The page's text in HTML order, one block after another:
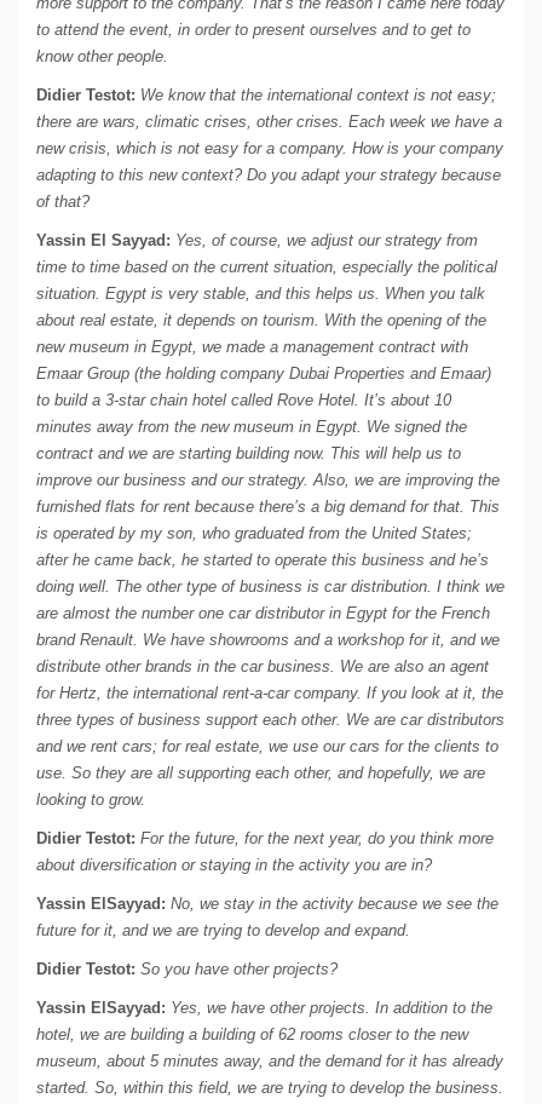
to attend the event, in order to present ourselves and to get to
know other people.
Didier Testot: We know that the international context is not easy;
there are wars, climatic crises, other crises. Each week we have a
new crisis, which is not easy for a company. How is your company
adapting to this new context? Do you adapt your strategy because
of that?
Yassin El Sayyad: Yes, of course, we adjust our strategy from
time to time based on the current situation, especially the political
situation. Egypt is very stable, and this helps us. When you talk
about real estate, it depends on tourism. With the opening of the
new museum in Egypt, we made a management contract with
Emaar Group (the holding company Dubai Properties and Emaar)
to build a 3-star chain hotel called Rove Hotel. It’s about 10
minutes away from the new museum in Egypt. We signed the
contract and we are starting building now. This will help us to
improve our business and our strategy. Also, we are improving the
furnished flats for rent because there’s a big demand for that. This
is operated by my son, who graduated from the United States;
after he came back, he started to operate this business and he’s
doing well. The other type of business is car distribution. I think we
are almost the number one car distributor in Egypt for the French
brand Renault. We have showrooms and a workshop for it, and we
distribute other brands in the car business. We are also an agent
for Hertz, the international rent-a-car company. If you look at it, the
three types of business support each other. We are car distributors
and we rent cars; for real estate, we use our cars for the clients to
use. So they are all supporting each other, and hopefully, we are
looking to grow.
Didier Testot: For the future, for the next year, do you think more
about diversification or staying in the activity you are in?
Yassin ElSayyad: No, we stay in the activity because we see the
future for it, and we are trying to develop and expand.
Didier Testot: So you have other projects?
Yassin ElSayyad: Yes, we have other projects. In addition to the
hotel, we are building a building of 62 rooms closer to the new
museum, about 5 minutes away, and the demand for it has already
started. So, within this field, we are trying to develop the business.